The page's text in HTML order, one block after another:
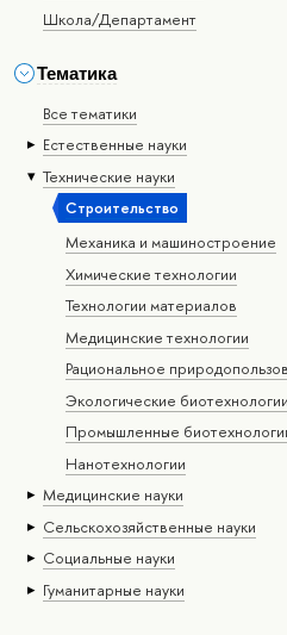
Школа/Департамент
Тематика
Все тематики
Естественные науки
Тех­ничес­кие науки
Строительство
Механика и машиностроение
Химические технологии
Технологии материалов
Медицинские технологии
Рациональное
Экологические биотехнологии
Промышленные
Нанотехнологии
Медицинские науки
Сельскохозяйственные науки
Социальные науки
Гуманитарные науки